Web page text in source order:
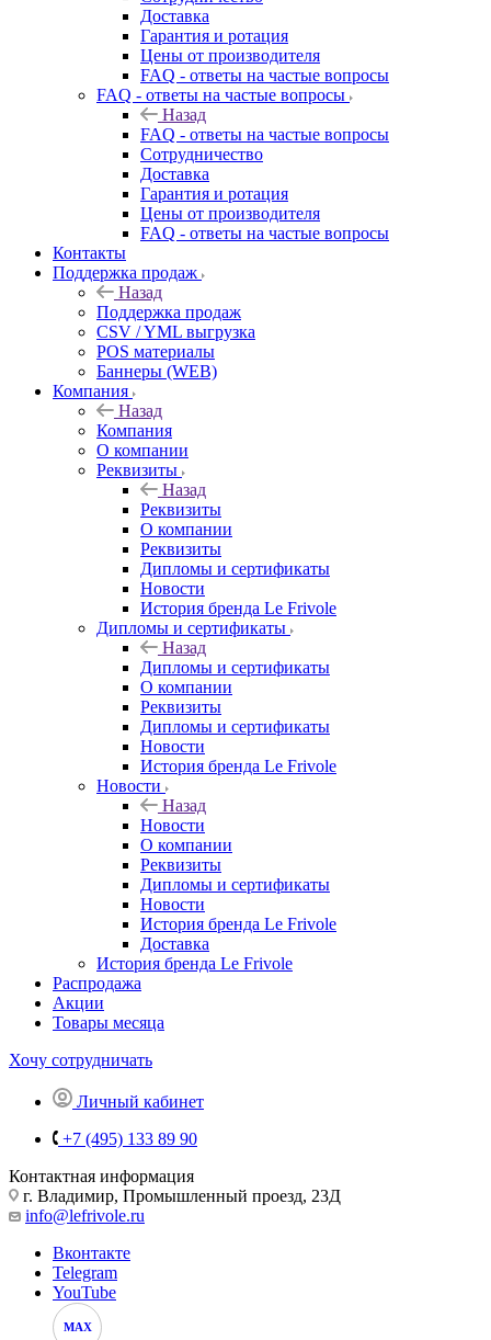
Доставка
Гарантия и ротация
Цены от производителя
FAQ - ответы на частые вопросы
FAQ - ответы на частые вопросы
Назад
FAQ - ответы на частые вопросы
Сотрудничество
Доставка
Гарантия и ротация
Цены от производителя
FAQ - ответы на частые вопросы
Контакты
Поддержка продаж
Назад
Поддержка продаж
CSV / YML выгрузка
POS материалы
Баннеры (WEB)
Компания
Назад
Компания
О компании
Реквизиты
Назад
Реквизиты
О компании
Реквизиты
Дипломы и сертификаты
Новости
История бренда Le Frivole
Дипломы и сертификаты
Назад
Дипломы и сертификаты
О компании
Реквизиты
Дипломы и сертификаты
Новости
История бренда Le Frivole
Новости
Назад
Новости
О компании
Реквизиты
Дипломы и сертификаты
Новости
История бренда Le Frivole
Доставка
История бренда Le Frivole
Распродажа
Акции
Товары месяца
Хочу сотрудничать
Личный кабинет
+7 (495) 133 89 90
Контактная информация
г. Владимир, Промышленный проезд, 23Д
info@lefrivole.ru
Вконтакте
Telegram
YouTube
MAX